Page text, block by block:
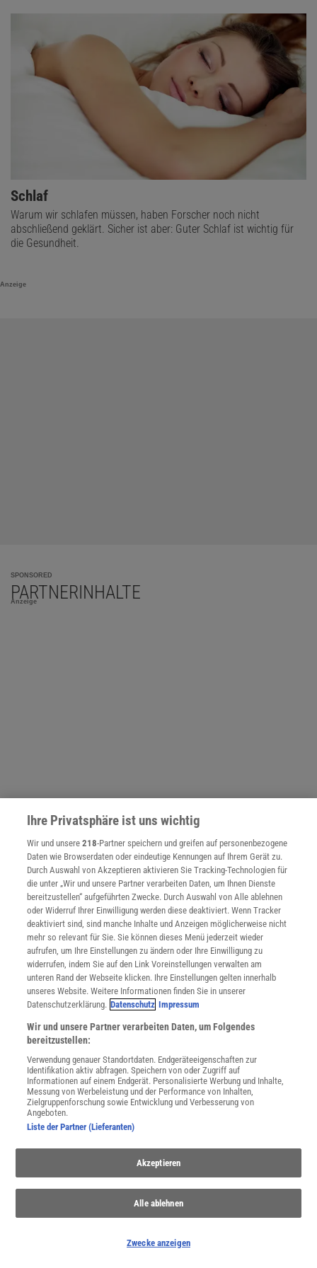
Schlaf
Warum wir schlafen müssen, haben Forscher noch nicht
abschließend geklärt. Sicher ist aber: Guter Schlaf ist wichtig für
die Gesundheit.
Anzeige
SPONSORED
PARTNERINHALTE
Anzeige
NACH OBEN
Für Sie im Spektrum-Shop und am Kiosk:
WEITERE NEUERSCHEINUNGEN SPEKTRUM SHOP
Spektrum.de-Newsletter abonnieren
JETZT ANMELDEN!
Sie können unsere Newsletter jederzeit wieder abbestellen. Infos zu unserem Umgang
mit Ihren personenbezogenen Daten finden Sie in unserer
SERVICES
Kontakt
Ihre Privatsphäre ist uns wichtig
Wir und unsere218-Partner speichern und greifen auf personenbezogene
Daten wie Browserdaten oder eindeutige Kennungen auf Ihrem Gerät zu.
Durch Auswahl von Akzeptieren aktivieren Sie Tracking-Technologien für
die unter „Wir und unsere Partner verarbeiten Daten, um Ihnen Dienste
bereitzustellen“ aufgeführten Zwecke. Durch Auswahl von Alle ablehnen
oder Widerruf Ihrer Einwilligung werden diese deaktiviert. Wenn Tracker
deaktiviert sind, sind manche Inhalte und Anzeigen möglicherweise nicht
mehr so relevant für Sie. Sie können dieses Menü jederzeit wieder
aufrufen, um Ihre Einstellungen zu ändern oder Ihre Einwilligung zu
widerrufen, indem Sie auf den Link Voreinstellungen verwalten am
unteren Rand der Webseite klicken. Ihre Einstellungen gelten innerhalb
unseres Website. Weitere Informationen finden Sie in unserer
Datenschutzerklärung. Datenschutz Impressum
Wir und unsere Partner verarbeiten Daten, um Folgendes
bereitzustellen:
Verwendung genauer Standortdaten. Endgeräteeigenschaften zur
Identifikation aktiv abfragen. Speichern von oder Zugriff auf
Informationen auf einem Endgerät. Personalisierte Werbung und Inhalte,
Messung von Werbeleistung und der Performance von Inhalten,
Zielgruppenforschung sowie Entwicklung und Verbesserung von
Angeboten.
Liste der Partner (Lieferanten)
Akzeptieren
Alle ablehnen
Zwecke anzeigen